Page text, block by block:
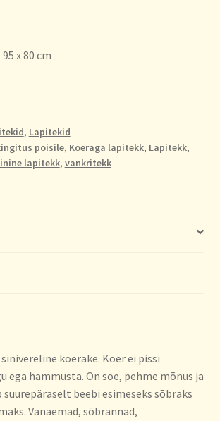
x 80 cm
, Lapitekid
poisile, Koeraga lapitekk, Lapitekk,
lapitekk, vankritekk
koerake. Koer ei pissi
ega hammusta. On soe, pehme mõnus ja
suurepäraselt beebi esimeseks sõbraks
Vanaemad, sõbrannad,